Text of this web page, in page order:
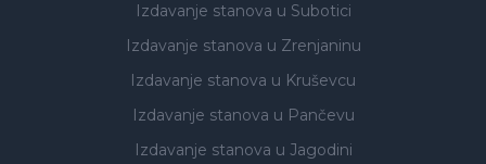
Izdavanje stanova u Subotici
Izdavanje stanova u Zrenjaninu
Izdavanje stanova u Kruševcu
Izdavanje stanova u Pančevu
Izdavanje stanova u Jagodini